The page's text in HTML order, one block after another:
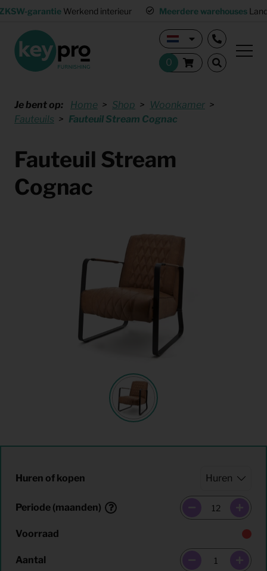
garantie Werkend interieur Meerdere warehouses
Je bent op: Home Shop
Woonkamer
Fauteuils
Fauteuil Stream Cognac
Fauteuil Stream
Cognac
Huren of kopen
Periode (maanden)
Voorraad
Aantal